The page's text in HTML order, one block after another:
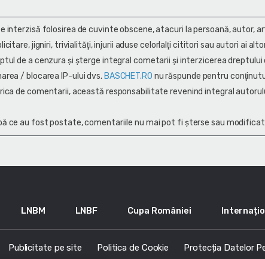
interzisă folosirea de cuvinte obscene, atacuri la persoană, autor,
jigniri, trivialităţi, injurii aduse celorlalţi cititori sau autori ai
de a cenzura și şterge integral cometarii și interzicerea dreptului
/ blocarea IP-ului dvs. BASCHET.RO nu răspunde pentru
de comentarii, această responsabilitate revenind integral
ce au fost postate, comentariile nu mai pot fi șterse sau
LNBM LNBF Cupa României
Publicitate pe site Politica de Cookie Protecția Datelor